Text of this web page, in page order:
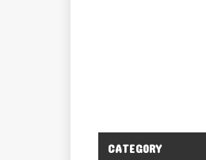
CATEGORY